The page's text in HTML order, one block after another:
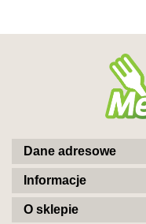
Dane adresowe
Informacje
O sklepie